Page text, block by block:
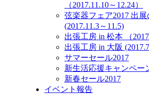
（2017.11.10～12.24）
弦楽器フェア2017 出
(2017.11.3～11.5)
出張工房 in 松本 （
出張工房 in 大阪
サマーセール2017
新生活応援キャンペー
新春セール2017
イベント報告